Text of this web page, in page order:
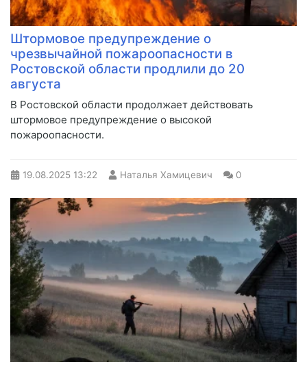
Штормовое предупреждение о
чрезвычайной пожароопасности в
Ростовской области продлили до 20
августа
В Ростовской области продолжает действовать
штормовое предупреждение о высокой
пожароопасности.
19.08.2025 13:22 Наталья Хамицевич 0